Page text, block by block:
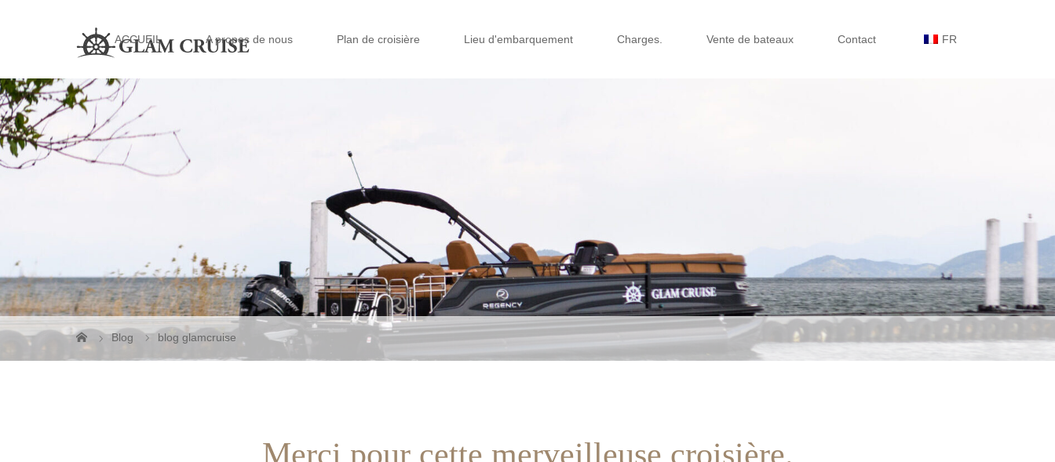
ACCUEIL A propos de nous Plan de croisière Lieu d'embarquement Charges. Vente de bateaux Contact FR
Blog blog glamcruise
Merci pour cette merveilleuse croisière.